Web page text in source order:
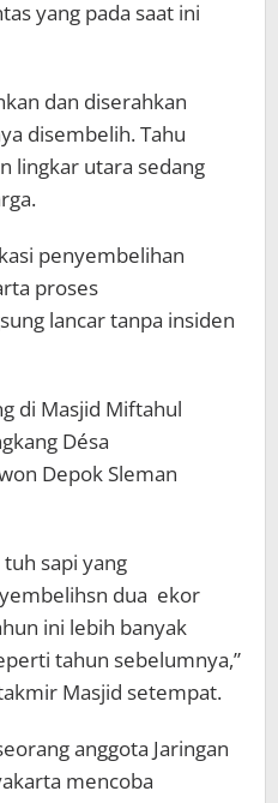
yang pada saat ini
dan diserahkan
disembelih. Tahu
lingkar utara sedang
penyembelihan
proses
lancar tanpa insiden
di Masjid Miftahul
Désa
Depok Sleman
sapi yang
dua ekor
ini lebih banyak
tahun sebelumnya,”
Masjid setempat.
anggota Jaringan
mencoba